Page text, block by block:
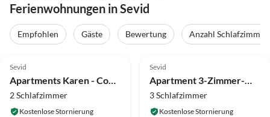
Ferienwohnungen in Sevid
Empfohlen Gäste Bewertung
Anzahl Schlafzimmer
Sevid
Apartments Karen - Comfort Two Bedroom Apartment with Balcony (A4)
2 Schlafzimmer
Kostenlose Stornierung
Sevid
Apartment 3-Zimmer-Wohnung mit Terrasse
3 Schlafzimmer
Kostenlose Stornierung